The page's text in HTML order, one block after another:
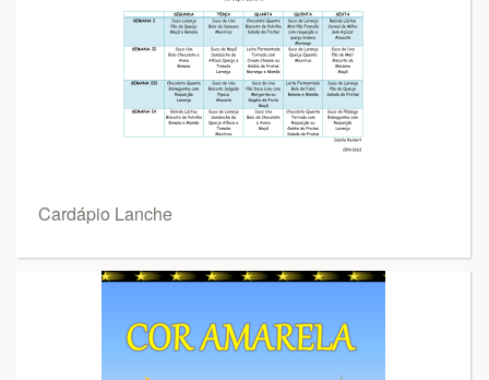
Cardápio Lanche